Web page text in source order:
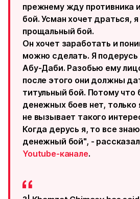
прежнему жду противника
бой. Усман хочет драться,
прощальный бой.
Он хочет заработать и
можно сделать. Я подерусь
Абу-Даби. Разобью ему
после этого они должны
титульный бой. Потому что
денежных боев нет,
не вызывает такого
Когда дерусь я, то все
денежный бой", -
Youtube-канале.